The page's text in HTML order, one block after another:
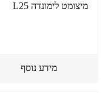
מיצומט לימונדה L25
מידע נוסף